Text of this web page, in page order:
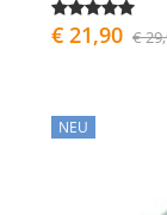
€ 21,90 €
NEU